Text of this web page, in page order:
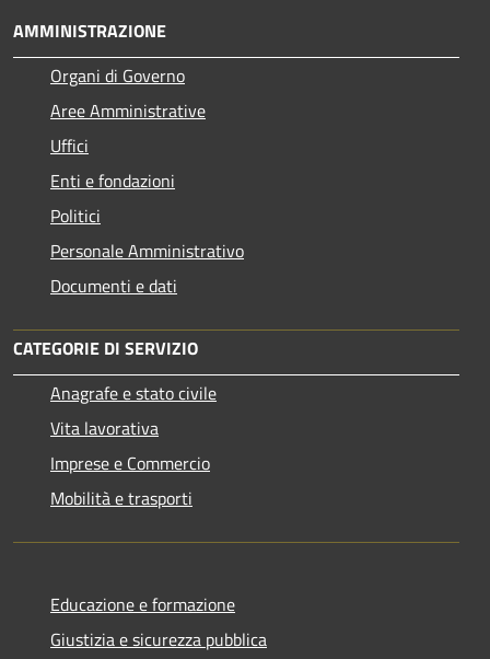
AMMINISTRAZIONE
Organi di Governo
Aree Amministrative
Uffici
Enti e fondazioni
Politici
Personale Amministrativo
Documenti e dati
CATEGORIE DI SERVIZIO
Anagrafe e stato civile
Vita lavorativa
Imprese e Commercio
Mobilità e trasporti
Educazione e formazione
Giustizia e sicurezza pubblica